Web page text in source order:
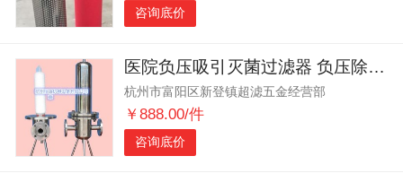
咨询底价
医院负压吸引灭菌过滤器 负压除菌过滤器
杭州市富阳区新登镇超滤五金经营部
￥888.00/件
咨询底价